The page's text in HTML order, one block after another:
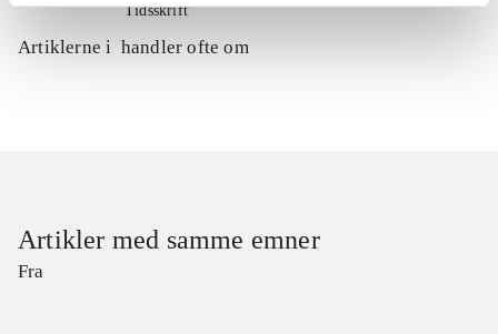
Tidsskrift
Artiklerne i handler ofte om
Artikler med samme emner
Fra